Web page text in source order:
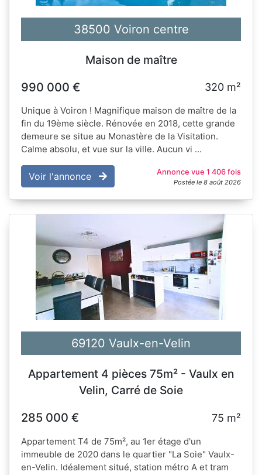
38500 Voiron centre
Maison de maître
990 000 €
320 m²
Unique à Voiron ! Magnifique maison de maître de la
fin du 19ème siècle. Rénovée en 2018, cette grande
demeure se situe au Monastère de la Visitation.
Calme absolu, et vue sur la ville. Aucun vi ...
Voir l'annonce Annonce vue 1 406 fois
Postée le 8 août 2026
69120 Vaulx-en-Velin
Appartement 4 pièces 75m² - Vaulx en
Velin, Carré de Soie
285 000 €
75 m²
Appartement T4 de 75m², au 1er étage d'un
immeuble de 2020 dans le quartier "La Soie" Vaulx-
en-Velin. Idéalement situé, station métro A et tram